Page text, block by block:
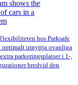
hos Parksafe
optimalt utnyttja ovanliga
parkeringsplatser i 1-,
bredvid den